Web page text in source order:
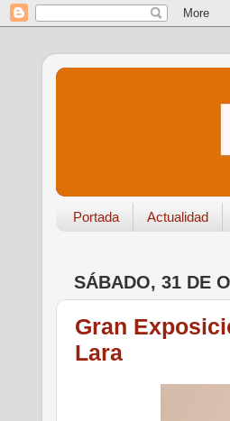
Portada Actualidad
SÁBADO, 31 DE
Gran
Lara